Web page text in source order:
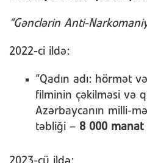
“Gənclərin Anti-
2022-ci ildə:
“Qadın adı: hörmət
filminin çəkilməsi və
Azərbaycanın milli-
təbliği – 8 000 manat